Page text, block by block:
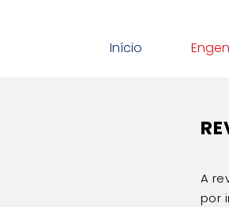
Início
A
por